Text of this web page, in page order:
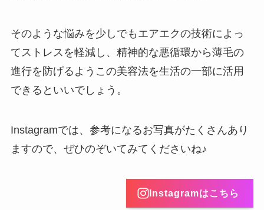
そのような悩みを少しでもエアエクの技術によっ
てストレスを軽減し、精神的な悪循環から薄毛の
進行を防げるようこの美容法を生活の一部に活用
できるといいでしょう。
Instagramでは、参考になるお写真がたくさんあり
ますので、ぜひのぞいてみてくださいね♪
Instagramはこちら